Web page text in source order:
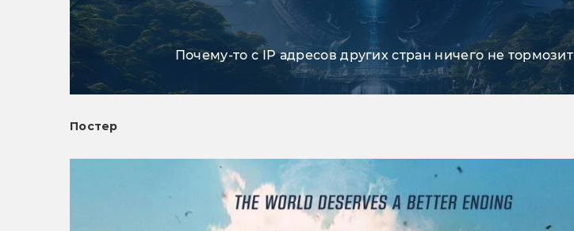
Почему-то с IP адресов других стран ничего не тормозит
Постер